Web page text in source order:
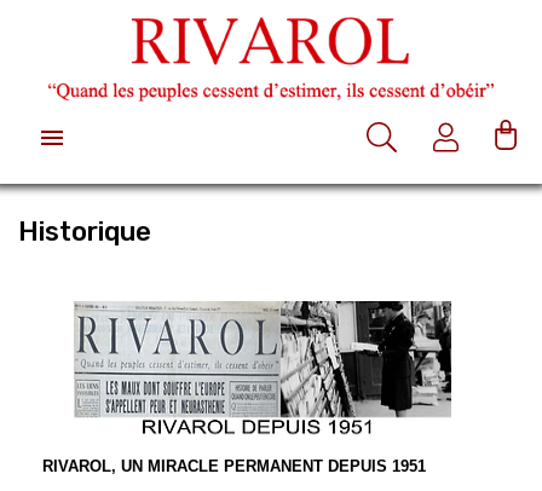

Historique
RIVAROL, UN MIRACLE PERMANENT DEPUIS 1951